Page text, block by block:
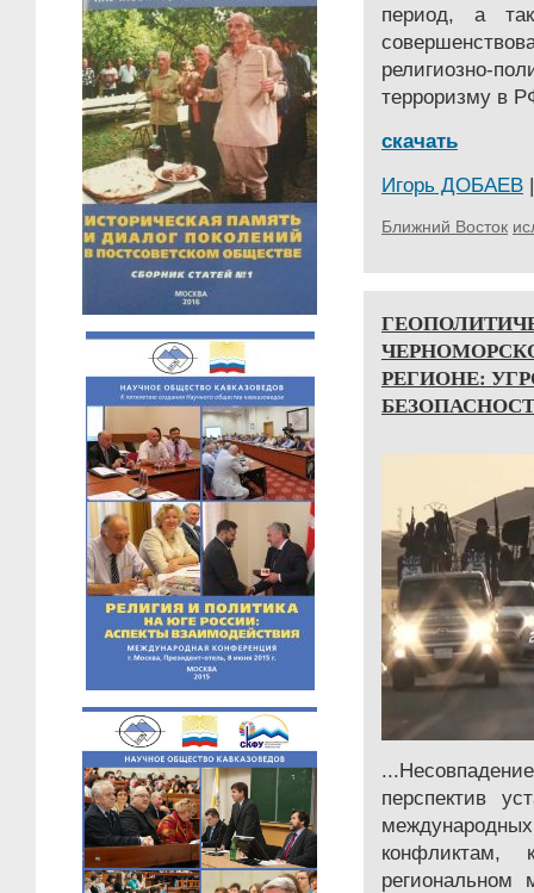
период, а
религиозно-
терроризму в
скачать
Игорь ДОБАЕВ
Ближний Восток
РЕГИОНЕ:
перспектив